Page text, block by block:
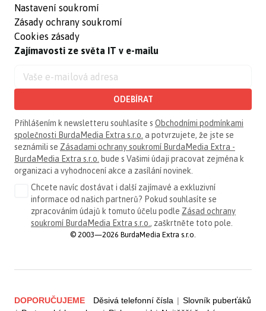
Nastavení soukromí
Zásady ochrany soukromí
Cookies zásady
Zajímavosti ze světa IT v e-mailu
ODEBÍRAT
Přihlášením k newsletteru souhlasíte s Obchodními podmínkami
společnosti BurdaMedia Extra s.r.o. a potvrzujete, že jste se
seznámili se Zásadami ochrany soukromí BurdaMedia Extra -
BurdaMedia Extra s.r.o. bude s Vašimi údaji pracovat zejména k
organizaci a vyhodnocení akce a zasílání novinek.
Chcete navíc dostávat i další zajímavé a exkluzivní
informace od našich partnerů? Pokud souhlasíte se
zpracováním údajů k tomuto účelu podle Zásad ochrany
soukromí BurdaMedia Extra s.r.o., zaškrtněte toto pole.
© 2003—2026 BurdaMedia Extra s.r.o.
DOPORUČUJEME Děsivá telefonní čísla | Slovník puberťáků